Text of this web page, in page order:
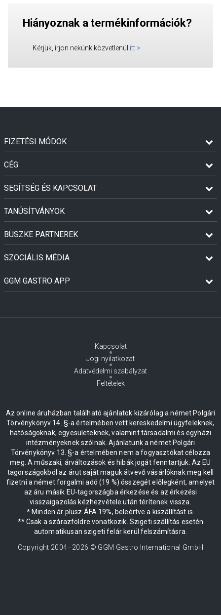
Hiányoznak a termékinformációk?
Kérjük, írjon nekünk közvetlenül itt >
FIZETÉSI MÓDOK
CÉG
SEGÍTSÉG ÉS KAPCSOLAT
TANÚSÍTVÁNYOK
BÜSZKE PARTNEREK
SZOCIÁLIS MÉDIA
GGM GASTRO APP
Kapcsolat
Jogi nyilatkozat
Adatvédelmi szabályzat
Feltételek
Az online áruházban található ajánlatok kizárólag a német Polgári
Törvénykönyv 14. §-a értelmében vett kereskedelmi ügyfeleknek,
hatóságoknak, egyesületeknek, valamint társadalmi és egyházi
intézményeknek szólnak. Ajánlatunk a német Polgári
Törvénykönyv 13. §-a értelmében nem a fogyasztókat célozza
meg. A műszaki, árváltozások és hibák jogát fenntartjuk. Az EU
tagországokból az árut saját maguk átvevő vásárlóknak meg kell
fizetni a német forgalmi adó (19 %) összegét előlegként, amelyet
az áru másik EU-tagországba érkezése és az érkezési
visszaigazolás kézhezvétele után térítenek vissza.
* Minden ár plusz ÁFA 19%, beleértve a kiszállítást is.
** Csak a szárazföldre vonatkozik. Szigeti szállítás esetén
automatikusan szigeti felár kerül felszámításra.
Copyright 2004–2026 © GGM Gastro International GmbH